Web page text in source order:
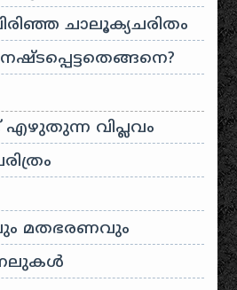
ചാലൂക്യചരിതം
വിപ്ലവം
മതഭരണവും